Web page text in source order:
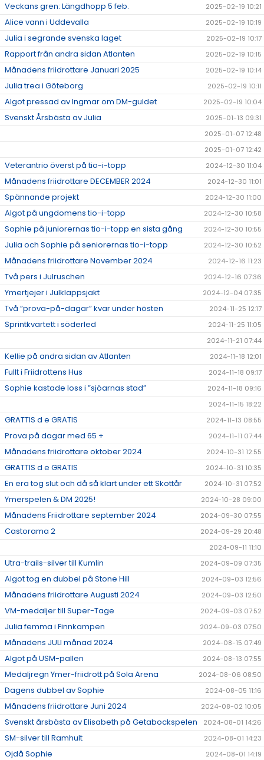
Veckans gren: Längdhopp 5 feb. 2025-02-19 10:21
Alice vann i Uddevalla 2025-02-19 10:19
Julia i segrande svenska laget 2025-02-19 10:17
Rapport från andra sidan Atlanten 2025-02-19 10:15
Månadens friidrottare Januari 2025 2025-02-19 10:14
Julia trea i Göteborg 2025-02-19 10:11
Algot pressad av Ingmar om DM-guldet 2025-02-19 10:04
Svenskt Årsbästa av Julia
2025-01-13 09:31
2025-01-07 12:48
2025-01-07 12:42
Veterantrio överst på tio-i-topp 2024-12-30 11:04
Månadens friidrottare DECEMBER 2024 2024-12-30 11:01
Spännande projekt 2024-12-30 11:00
Algot på ungdomens tio-i-topp 2024-12-30 10:58
Sophie på juniorernas tio-i-topp en sista gång 2024-12-30 10:55
Julia och Sophie på seniorernas tio-i-topp 2024-12-30 10:52
Månadens friidrottare November 2024 2024-12-16 11:23
Två pers i Julruschen 2024-12-16 07:36
Ymertjejer i Julklappsjakt 2024-12-04 07:35
Två ”prova-på-dagar” kvar under hösten 2024-11-25 12:17
Sprintkvartett i söderled
2024-11-25 11:05
2024-11-21 07:44
Kellie på andra sidan av Atlanten 2024-11-18 12:01
Fullt i Friidrottens Hus 2024-11-18 09:17
Sophie kastade loss i ”sjöarnas stad”
2024-11-18 09:16
2024-11-15 18:22
GRATTIS d e GRATIS 2024-11-13 08:55
Prova på dagar med 65 + 2024-11-11 07:44
Månadens friidrottare oktober 2024 2024-10-31 12:55
GRATTIS d e GRATIS 2024-10-31 10:35
En era tog slut och då så klart under ett Skottår 2024-10-31 07:52
Ymerspelen & DM 2025! 2024-10-28 09:00
Månadens Friidrottare september 2024 2024-09-30 07:55
Castorama 2
2024-09-29 20:48
2024-09-11 11:10
Utra-trails-silver till Kumlin 2024-09-09 07:35
Algot tog en dubbel på Stone Hill 2024-09-03 12:56
Månadens friidrottare Augusti 2024 2024-09-03 12:50
VM-medaljer till Super-Tage 2024-09-03 07:52
Julia femma i Finnkampen 2024-09-03 07:50
Månadens JULI månad 2024 2024-08-15 07:49
Algot på USM-pallen 2024-08-13 07:55
Medaljregn Ymer-friidrott på Sola Arena 2024-08-06 08:50
Dagens dubbel av Sophie 2024-08-05 11:16
Månadens friidrottare Juni 2024 2024-08-02 10:05
Svenskt årsbästa av Elisabeth på Getabockspelen 2024-08-01 14:26
SM-silver till Ramhult 2024-08-01 14:23
Ojdå Sophie 2024-08-01 14:19